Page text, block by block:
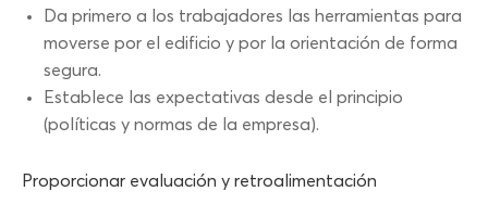
Da primero a los trabajadores las herramientas para
moverse por el edificio y por la orientación de forma
segura.
Establece las expectativas desde el principio
(políticas y normas de la empresa).
Proporcionar evaluación y retroalimentación